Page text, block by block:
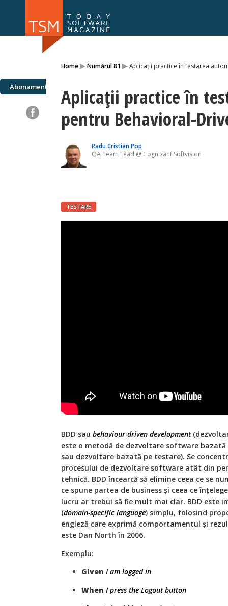
Home▸Numărul 81 ▸Aplicații practice în testarea
Abonamente
Aplicații practice în
pentru Behavioral-
Radu Cristian Pop
QA Team Lead @ Cognizant Softvision
TESTARE
BDD sau behaviour-driven development
este o metodă de dezvoltare software bazată
sau dezvoltare bazată pe testare). Se
procesului de dezvoltare software atât din
tehnică. BDD încearcă să elimine ceea ce se
ce spune partea de business și ceea ce
lucru ar trebui să fie mult mai clar. BDD este
(domain-specific language) simplu, folosind
engleză care exprimă comportamentul și
este Dan North în 2006.
Exemplu:
Given I am logged in
When I press the Logout button